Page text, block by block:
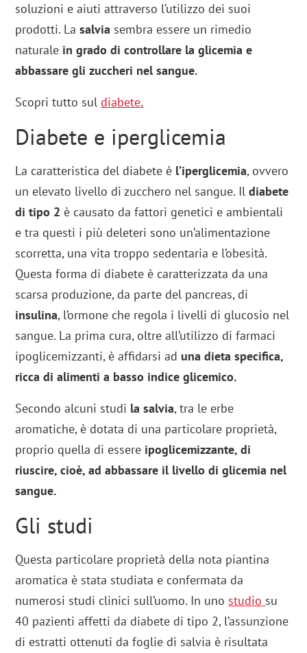
soluzioni e aiuti attraverso l’utilizzo dei suoi
prodotti. Lasalvia sembra essere un rimedio
naturale in grado di controllare la glicemia e
abbassare gli zuccheri nel sangue.
Scopri tutto suldiabete.
Diabete e iperglicemia
La caratteristica del diabete è l’iperglicemia, ovvero
un elevato livello di zucchero nel sangue. Ildiabete
di tipo 2 è causato da fattori genetici e ambientali
e tra questi i più deleteri sono un’alimentazione
scorretta, una vita troppo sedentaria e l’obesità.
Questa forma di diabete è caratterizzata da una
scarsa produzione, da parte del pancreas, di
insulina, l’ormone che regola i livelli di glucosio nel
sangue. La prima cura, oltre all’utilizzo di farmaci
ipoglicemizzanti, è affidarsi ad una dieta specifica,
ricca di alimenti a basso indice glicemico.
Secondo alcuni studi la salvia, tra le erbe
aromatiche, è dotata di una particolare proprietà,
proprio quella di essere ipoglicemizzante, di
riuscire, cioè, ad abbassare il livello di glicemia nel
sangue.
Gli studi
Questa particolare proprietà della nota piantina
aromatica è stata studiata e confermata da
numerosi studi clinici sull’uomo. In uno studio su
40 pazienti affetti da diabete di tipo 2, l’assunzione
di estratti ottenuti da foglie di salvia è risultata